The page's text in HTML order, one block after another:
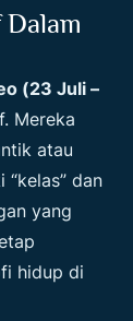
Dalam
(23 Juli –
Mereka
atau
dan
yang
hidup di